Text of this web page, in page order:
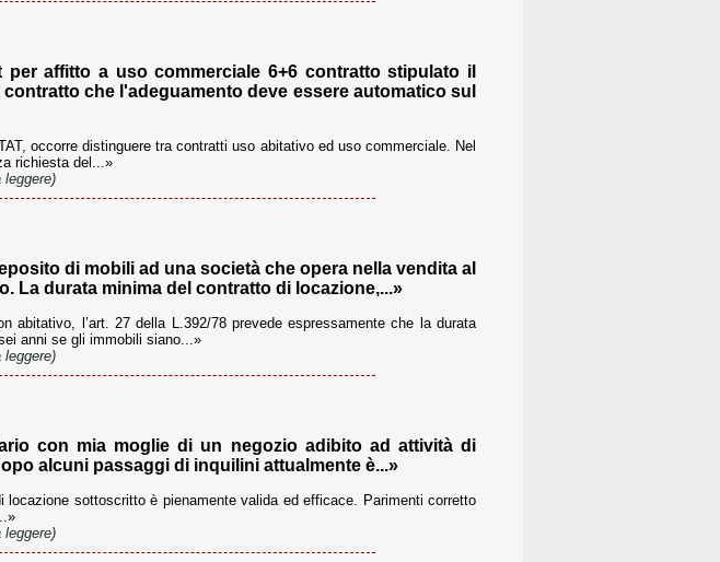
affitto a uso commerciale 6+6 contratto stipulato il
che l'adeguamento deve essere automatico sul
occorre distinguere tra contratti uso abitativo ed uso commerciale. Nel
richiesta del...»
leggere)
di mobili ad una società che opera nella vendita al
La durata minima del contratto di locazione,...»
abitativo, l’art. 27 della L.392/78 prevede espressamente che la durata
anni se gli immobili siano...»
leggere)
con mia moglie di un negozio adibito ad attività di
alcuni passaggi di inquilini attualmente è...»
sottoscritto è pienamente valida ed efficace. Parimenti corretto
leggere)